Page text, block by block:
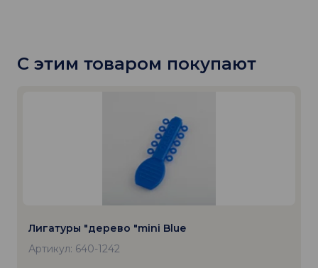
С этим товаром покупают
Лигатуры "дерево "mini Blue
Артикул: 640-1242